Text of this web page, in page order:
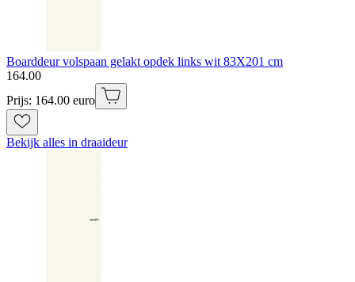
Boarddeur volspaan gelakt opdek links wit 83X201 cm
164.00
Prijs: 164.00 euro
Bekijk alles in draaideur